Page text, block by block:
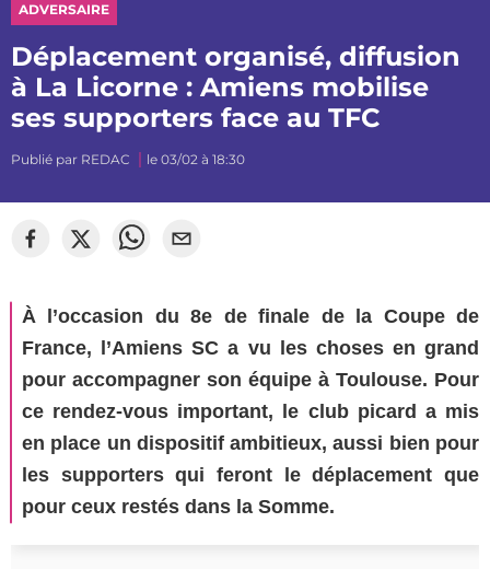
ADVERSAIRE
Déplacement organisé, diffusion
à La Licorne : Amiens mobilise
ses supporters face au TFC
Publié par REDAC le 03/02 à 18:30
À l’occasion du 8e de finale de la Coupe de
France, l’Amiens SC a vu les choses en grand
pour accompagner son équipe à Toulouse. Pour
ce rendez-vous important, le club picard a mis
en place un dispositif ambitieux, aussi bien pour
les supporters qui feront le déplacement que
pour ceux restés dans la Somme.